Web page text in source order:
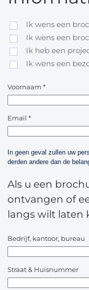
Ik wens een
Ik wens een
Ik heb een
Ik wens een
Voornaam *
Email *
In geen geval zullen uw
derden andere dan de
Als u een
ontvangen of
langs wilt laten
Bedrijf, kantoor, bureau
Straat & Huisnummer